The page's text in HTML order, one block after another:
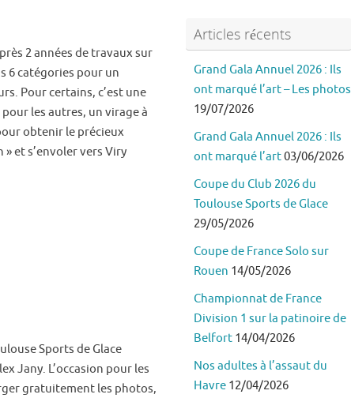
2 années de travaux sur
6 catégories pour un
Pour certains, c’est une
les autres, un virage à
obtenir le précieux
et s’envoler vers Viry
Sports de Glace
Jany. L’occasion pour les
gratuitement les photos,
Articles récents
Grand Gala Annuel 2026 : Ils
ont marqué l’art – Les photos
19/07/2026
Grand Gala Annuel 2026 : Ils
ont marqué l’art03/06/2026
Coupe du Club 2026 du
Toulouse Sports de Glace
29/05/2026
Coupe de France Solo sur
Rouen 14/05/2026
Championnat de France
Division 1 sur la patinoire de
Belfort 14/04/2026
Nos adultes à l’assaut du
Havre 12/04/2026